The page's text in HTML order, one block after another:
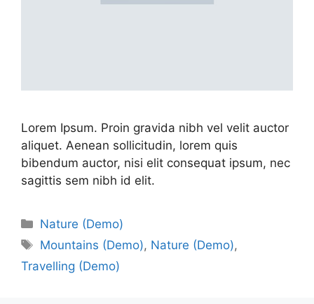
Lorem Ipsum. Proin gravida nibh vel velit auctor
aliquet. Aenean sollicitudin, lorem quis
bibendum auctor, nisi elit consequat ipsum, nec
sagittis sem nibh id elit.
Nature (Demo)
Mountains (Demo), Nature (Demo),
Travelling (Demo)